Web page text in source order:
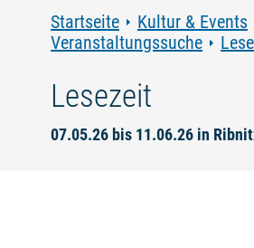
Startseite
Kultur & Events
Veranstaltungssuche
Lesezeit
07.05.26 bis 11.06.26 in